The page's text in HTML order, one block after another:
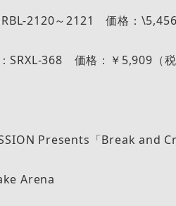
2120～2121 価格：
SRXL-368 価格：￥5,909（税
Presents「Break and
Arena